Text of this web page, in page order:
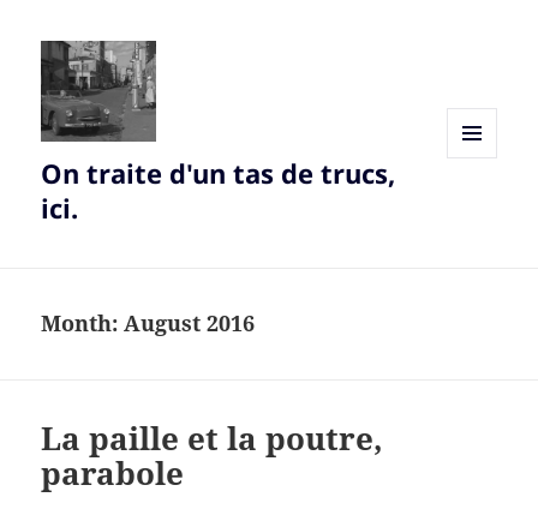
On traite d'un tas de trucs,
ici.
Month:August 2016
La paille et la poutre,
parabole